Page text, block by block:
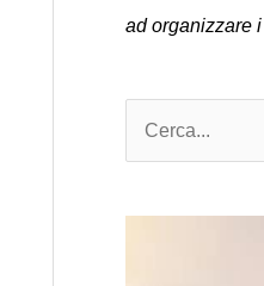
ad organizzare
r